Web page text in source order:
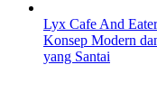
Lyx Cafe And
Konsep Modern
yang Santai